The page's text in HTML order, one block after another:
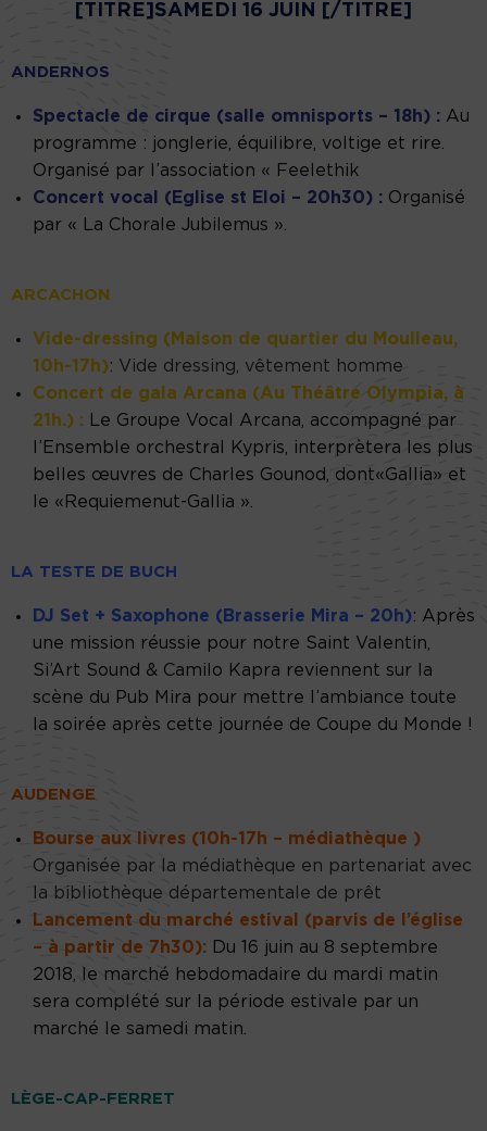
[TITRE]SAMEDI 16 JUIN [/TITRE]
ANDERNOS
Spectacle de cirque (salle omnisports – 18h) : Au
programme : jonglerie, équilibre, voltige et rire.
Organisé par l’association « Feelethik
Concert vocal (Eglise st Eloi – 20h30) : Organisé
par « La Chorale Jubilemus ».
ARCACHON
Vide-dressing (Maison de quartier du Moulleau,
10h-17h): Vide dressing, vêtement homme
Concert de gala Arcana (Au Théâtre Olympia, à
21h.) : Le Groupe Vocal Arcana, accompagné par
l’Ensemble orchestral Kypris, interprètera les plus
belles œuvres de Charles Gounod, dont«Gallia» et
le «Requiemenut-Gallia ».
LA TESTE DE BUCH
DJ Set + Saxophone (Brasserie Mira – 20h): Après
une mission réussie pour notre Saint Valentin,
Si’Art Sound & Camilo Kapra reviennent sur la
scène du Pub Mira pour mettre l’ambiance toute
la soirée après cette journée de Coupe du Monde !
AUDENGE
Bourse aux livres (10h-17h – médiathèque )
Organisée par la médiathèque en partenariat avec
la bibliothèque départementale de prêt
Lancement du marché estival (parvis de l’église
– à partir de 7h30): Du 16 juin au 8 septembre
2018, le marché hebdomadaire du mardi matin
sera complété sur la période estivale par un
marché le samedi matin.
LÈGE-CAP-FERRET